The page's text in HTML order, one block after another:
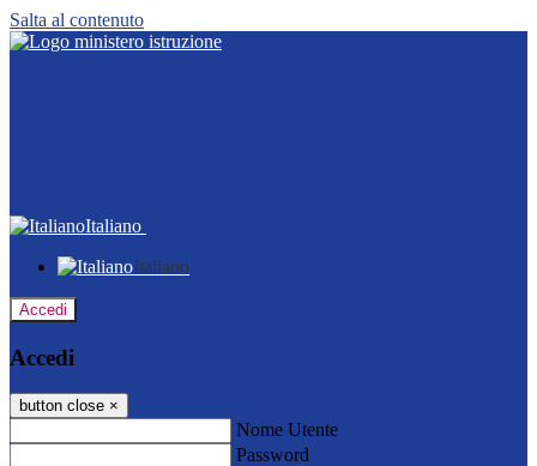
Salta al contenuto
Italiano
Italiano
Accedi
Accedi
button close ×
Nome Utente
Password